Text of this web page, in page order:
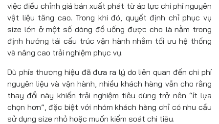
việc điều chỉnh giá bán xuất phát từ áp lực chi phí nguyên
vật liệu tăng cao. Trong khi đó, quyết định chỉ phục vụ
size lớn ở một số dòng đồ uống được cho là nằm trong
định hướng tái cấu trúc vận hành nhằm tối ưu hệ thống
và nâng cao trải nghiệm phục vụ.
Dù phía thương hiệu đã đưa ra lý do liên quan đến chi phí
nguyên liệu và vận hành, nhiều khách hàng vẫn cho rằng
thay đổi này khiến trải nghiệm tiêu dùng trở nên “ít lựa
chọn hơn”, đặc biệt với nhóm khách hàng chỉ có nhu cầu
sử dụng size nhỏ hoặc muốn kiểm soát chi tiêu.